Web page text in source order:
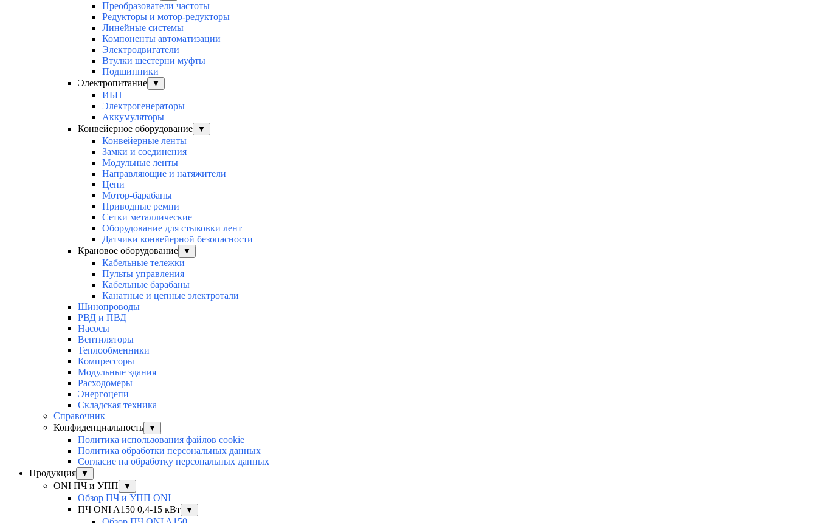
Преобразователи частоты
Редукторы и мотор-редукторы
Линейные системы
Компоненты автоматизации
Электродвигатели
Втулки шестерни муфты
Подшипники
Электропитание
▼
ИБП
Электрогенераторы
Аккумуляторы
Конвейерное оборудование
▼
Конвейерные ленты
Замки и соединения
Модульные ленты
Направляющие и натяжители
Цепи
Мотор-барабаны
Приводные ремни
Сетки металлические
Оборудование для стыковки лент
Датчики конвейерной безопасности
Крановое оборудование
▼
Кабельные тележки
Пульты управления
Кабельные барабаны
Канатные и цепные электротали
Шинопроводы
РВД и ПВД
Насосы
Вентиляторы
Теплообменники
Компрессоры
Модульные здания
Расходомеры
Энергоцепи
Складская техника
Справочник
Конфиденциальность
▼
Политика использования файлов cookie
Политика обработки персональных данных
Согласие на обработку персональных данных
Продукция
▼
ONI ПЧ и УПП ▼
Обзор ПЧ и УПП ONI
ПЧ ONI A150 0,4-15 кВт
▼